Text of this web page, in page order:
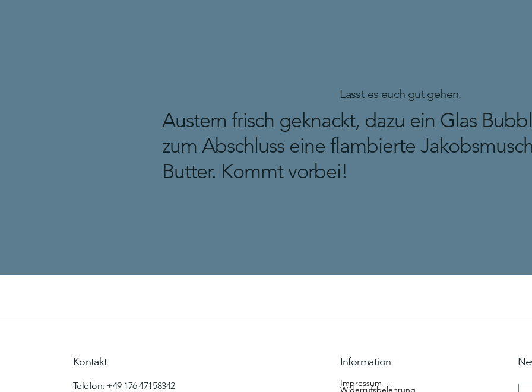
Lasst es euch gut gehen.
Austern frisch geknackt, dazu ein Glas
zum Abschluss eine flambierte
Butter. Kommt vorbei!
Kontakt
Telefon: +49 176 47158342
Information
Impressum
Widerrufsbelehrung